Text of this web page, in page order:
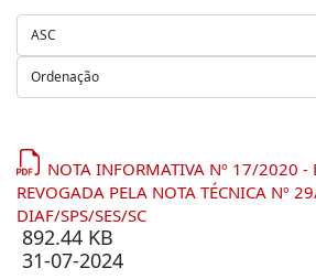
NOTA INFORMATIVA Nº 17/2020 -
REVOGADA PELA NOTA TÉCNICA Nº
DIAF/SPS/SES/SC
892.44 KB
31-07-2024